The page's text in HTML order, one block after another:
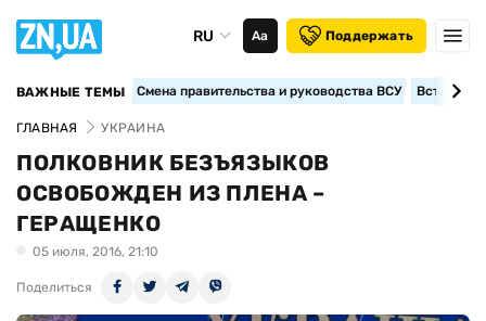
RU Аа Поддержать
ВАЖНЫЕ ТЕМЫ Смена правительства и руководства ВСУ
ГЛАВНАЯ УКРАИНА
ПОЛКОВНИК БЕЗЪЯЗЫКОВ
ОСВОБОЖДЕН ИЗ ПЛЕНА –
ГЕРАЩЕНКО
05 июля, 2016, 21:10
Поделиться